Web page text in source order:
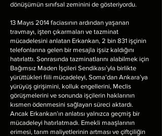
dönüşümün sınıfsal zeminini de gösteriyordu.
13 Mayıs 2014 faciasının ardından yaşanan
travmayı, işten çıkarmaları ve tazminat
mücadelesini anlatan Erkankan, 2 bin 831 işçinin
telefonlarına gelen bir mesajla işsiz kaldığını
hatırlattı. Sonrasında tazminatlarını alabilmek için
Bağımsız Maden İşçileri Sendikası’yla birlikte
yürüttükleri fiili mücadeleyi, Soma’dan Ankara’ya
yürüyüş girişimini, kolluk engellerini, Meclis
görüşmelerini ve sonunda işçilerin haklarının
kısmen ödenmesini sağlayan süreci aktardı.
Ancak Erkankan’ın anlatısı yalnızca geçmiş bir
mücadeleyi hatırlatmadı. Emekli maaşlarının
erimesi, tarım maliyetlerinin artması ve çiftçiliğin